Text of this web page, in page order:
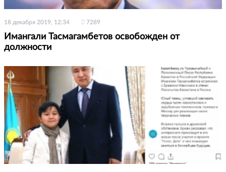
18 декабря 2019, 12:34 7289
Имангали Тасмагамбетов освобожден от
должности